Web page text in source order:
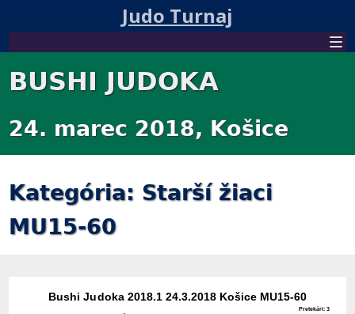
Judo Turnaj
BUSHI JUDOKA
24. marec 2018, Košice
Kategória: Starší žiaci
MU15-60